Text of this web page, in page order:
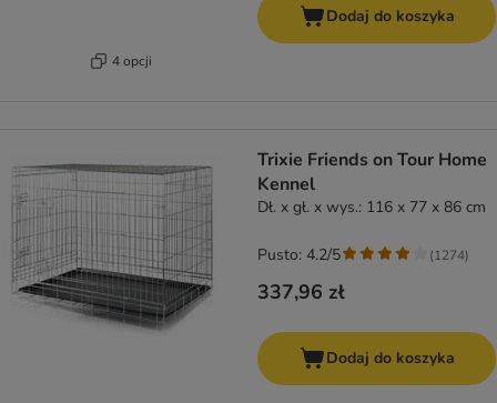
4 opcji
Dodaj do koszyka
Trixie Friends on Tour Home
Kennel
Dł. x gł. x wys.: 116 x 77 x 86 cm
337,96 zł
Pusto: 4.2/5 (1274)
Dodaj do koszyka